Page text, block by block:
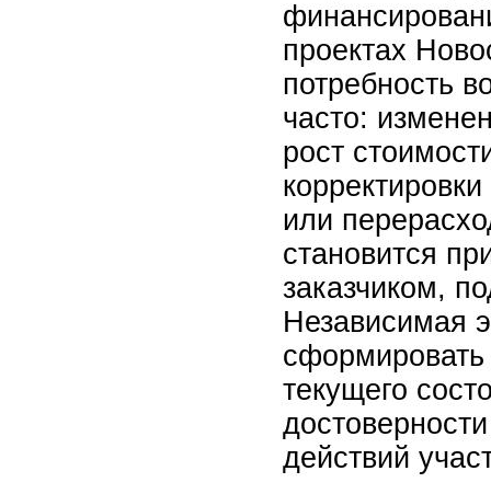
проектах
потребность
часто:
рост
или
становится
заказчиком,
Независимая
сформировать
текущего
действий